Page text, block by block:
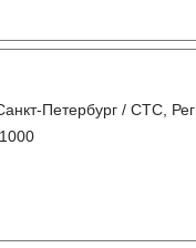
Петербург / СТС,